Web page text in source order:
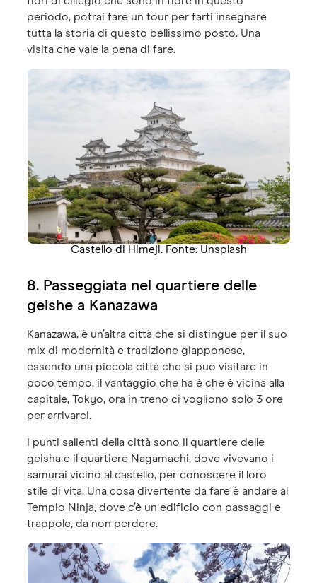
periodo, potrai fare un tour per farti insegnare
tutta la storia di questo bellissimo posto. Una
visita che vale la pena di fare.
Castello di Himeji. Fonte: Unsplash
8. Passeggiata nel quartiere delle
geishe a Kanazawa
Kanazawa, è un’altra città che si distingue per il suo
mix di modernità e tradizione giapponese,
essendo una piccola città che si può visitare in
poco tempo, il vantaggio che ha è che è vicina alla
capitale, Tokyo, ora in treno ci vogliono solo 3 ore
per arrivarci.
I punti salienti della città sono il quartiere delle
geisha e il quartiere Nagamachi, dove vivevano i
samurai vicino al castello, per conoscere il loro
stile di vita. Una cosa divertente da fare è andare al
Tempio Ninja, dove c’è un edificio con passaggi e
trappole, da non perdere.